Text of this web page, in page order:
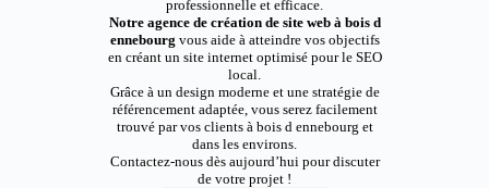
professionnelle et efficace.
Notre agence de création de site web à bois d
ennebourg vous aide à atteindre vos objectifs
en créant un site internet optimisé pour le SEO
local.
Grâce à un design moderne et une stratégie de
référencement adaptée, vous serez facilement
trouvé par vos clients à bois d ennebourg et
dans les environs.
Contactez-nous dès aujourd’hui pour discuter
de votre projet !